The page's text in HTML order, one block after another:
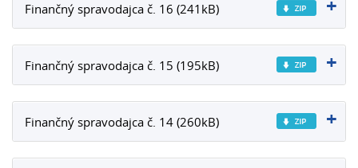
Finančný spravodajca č. 16 (241kB)
Finančný spravodajca č. 15 (195kB)
Finančný spravodajca č. 14 (260kB)